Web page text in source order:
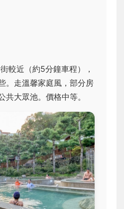
較近（約5分鐘車程），
。走溫馨家庭風，部分房
共大眾池。價格中等。